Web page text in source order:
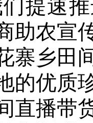
助农宣
寨乡田
的优质
直播带